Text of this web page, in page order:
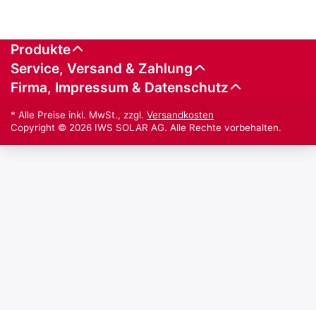
Produkte
Service, Versand & Zahlung
Firma, Impressum & Datenschutz
* Alle Preise inkl. MwSt., zzgl. Versandkosten
Copyright © 2026 IWS SOLAR AG. Alle Rechte vorbehalten.